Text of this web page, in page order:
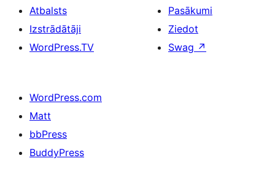
Atbalsts
Izstrādātāji
WordPress.TV
Pasākumi
Ziedot
Swag ↗
WordPress.com
Matt
bbPress
BuddyPress